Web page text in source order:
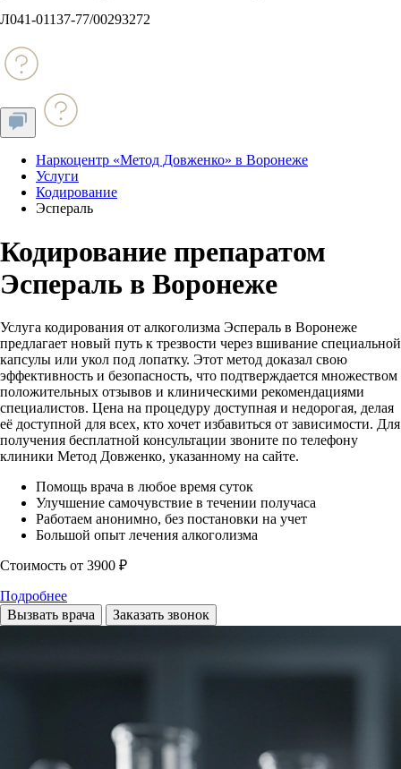
Л041-01137-77/00293272
Наркоцентр «Метод Довженко» в Воронеже
Услуги
Кодирование
Эспераль
Кодирование препаратом
Эспераль в Воронеже
Услуга кодирования от алкоголизма Эспераль в Воронеже
предлагает новый путь к трезвости через вшивание специальной
капсулы или укол под лопатку. Этот метод доказал свою
эффективность и безопасность, что подтверждается множеством
положительных отзывов и клиническими рекомендациями
специалистов. Цена на процедуру доступная и недорогая, делая
её доступной для всех, кто хочет избавиться от зависимости. Для
получения бесплатной консультации звоните по телефону
клиники Метод Довженко, указанному на сайте.
Помощь врача в любое время суток
Улучшение самочувствие в течении получаса
Работаем анонимно, без постановки на учет
Большой опыт лечения алкоголизма
Стоимость от 3900 ₽
Подробнее
Вызвать врача
Заказать звонок